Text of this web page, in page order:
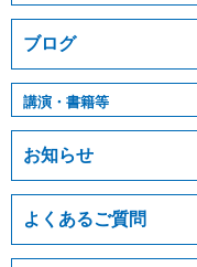
ブログ
講演・書籍等
お知らせ
よくあるご質問